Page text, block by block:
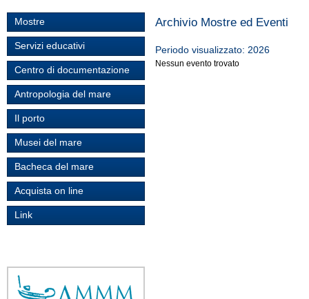
Mostre
Servizi educativi
Centro di documentazione
Antropologia del mare
Il porto
Musei del mare
Bacheca del mare
Acquista on line
Link
Archivio Mostre ed Eventi
Periodo visualizzato: 2026
Nessun evento trovato